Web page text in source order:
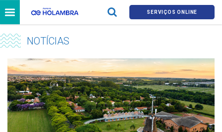
SERVIÇOS ONLINE
NOTÍCIAS